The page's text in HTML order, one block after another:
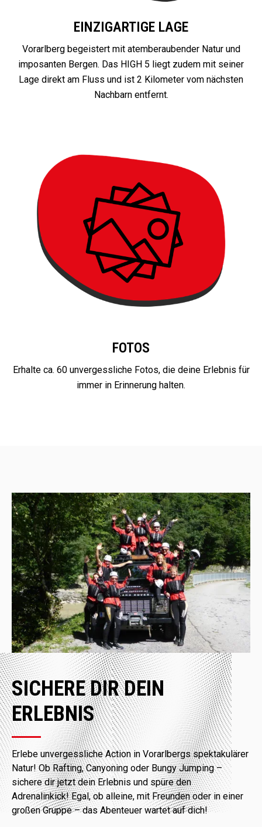
EINZIGARTIGE LAGE
Vorarlberg begeistert mit atemberaubender Natur und
imposanten Bergen. Das HIGH 5 liegt zudem mit seiner
Lage direkt am Fluss und ist 2 Kilometer vom nächsten
Nachbarn entfernt.
FOTOS
Erhalte ca. 60 unvergessliche Fotos, die deine Erlebnis für
immer in Erinnerung halten.
SICHERE DIR DEIN
ERLEBNIS
Erlebe unvergessliche Action in Vorarlbergs spektakulärer
Natur! Ob Rafting, Canyoning oder Bungy Jumping –
sichere dir jetzt dein Erlebnis und spüre den
Adrenalinkick! Egal, ob alleine, mit Freunden oder in einer
großen Gruppe – das Abenteuer wartet auf dich!